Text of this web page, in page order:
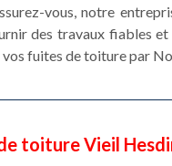
vous, notre
des travaux fiables
fuites de toiture par
toiture Vieil